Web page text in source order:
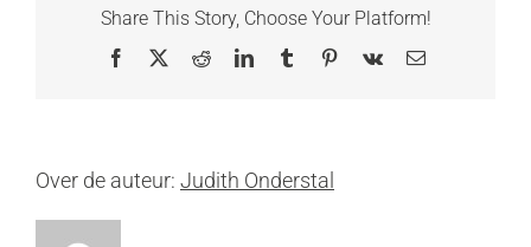
Share This Story, Choose Your Platform!
Facebook
X RedditLinkedInTumblrPinterest
Vk
E-
Over de auteur: Judith Onderstal